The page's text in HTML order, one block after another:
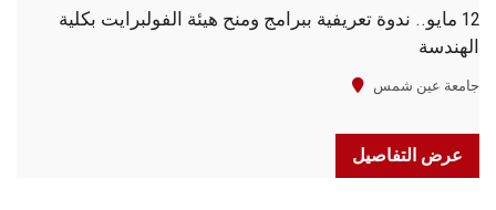
12 مايو.. ندوة تعريفية ببرامج ومنح هيئة الفولبرايت بكلية
الهندسة
جامعة عين شمس
عرض التفاصيل